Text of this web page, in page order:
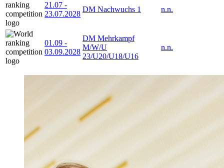
21.07 -
23.07.2028
DM Nachwuchs 1 n.n.
01.09 -
03.09.2028
DM Mehrkampf
M/W/U
23/U20/U18/U16
n.n.